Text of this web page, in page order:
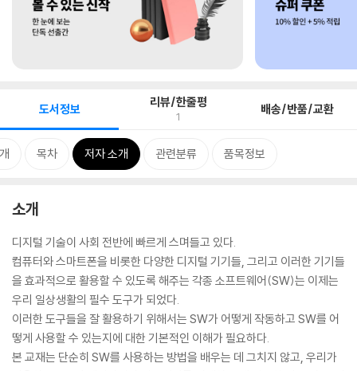
도서정보 리뷰/한줄평
1 배송/반품/교환
목차 저자 소개 관련분류 품목정보
소개
디지털 기술이 사회 전반에 빠르게 스며들고 있다.
컴퓨터와 스마트폰을 비롯한 다양한 디지털 기기들, 그리고 이러한 기기들
을 효과적으로 활용할 수 있도록 해주는 각종 소프트웨어(SW)는 이제는
우리 일상생활의 필수 도구가 되었다.
이러한 도구들을 잘 활용하기 위해서는 SW가 어떻게 작동하고 SW를 어
떻게 사용할 수 있는지에 대한 기본적인 이해가 필요하다.
본 교재는 단순히 SW를 사용하는 방법을 배우는 데 그치지 않고, 우리가